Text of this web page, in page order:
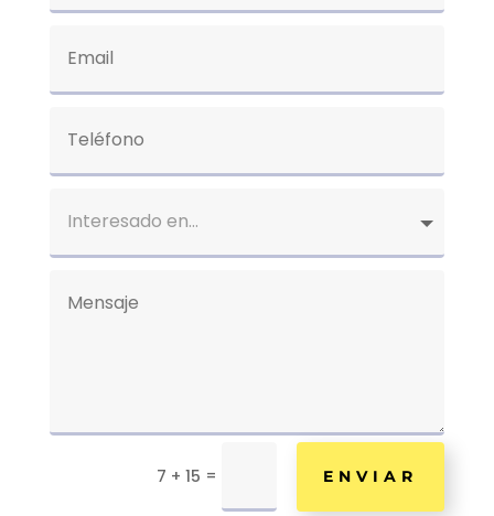
7 + 15 = ENVIAR